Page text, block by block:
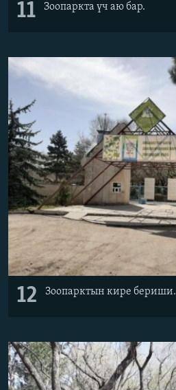
11 Зоопаркта үч аю бар.
12 Зоопарктын кире бериши.